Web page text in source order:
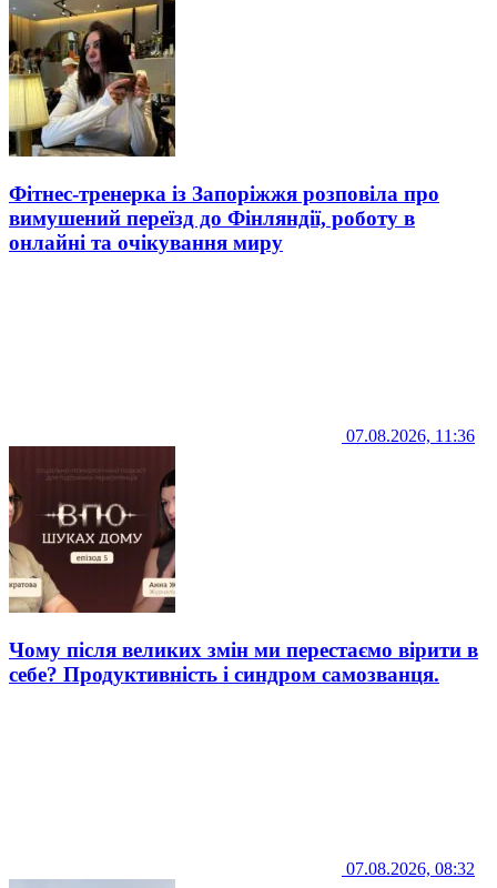
Фітнес-тренерка із Запоріжжя розповіла про
вимушений переїзд до Фінляндії, роботу в
онлайні та очікування миру
07.08.2026, 11:36
Чому після великих змін ми перестаємо вірити в
себе? Продуктивність і синдром самозванця.
07.08.2026, 08:32